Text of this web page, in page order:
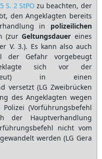
S. 2 StPO zu beachten, der
den Angeklagten bereits
in polizeilichen
(zurGeltungsdauer eines
V. 3.). Es kann also auch
der Gefahr vorgebeugt
sich vor der
in einen
versetzt (LG Zweibrücken
des Angeklagten wegen
(Vorführungsbefehl
Hauptverhandlung
nicht vom
werden (LG Gera